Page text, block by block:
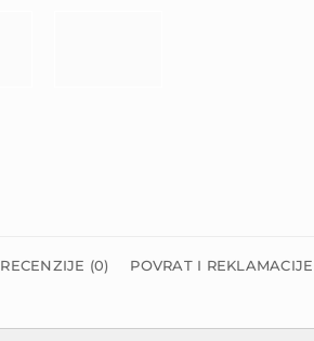
RECENZIJE (0) POVRAT I REKLAMACIJE